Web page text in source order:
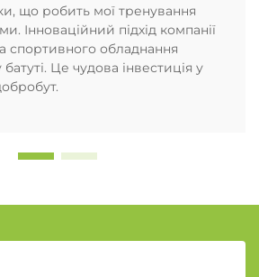
що робить мої тренування
Інноваційний підхід компанії
спортивного обладнання
Це чудова інвестиція у